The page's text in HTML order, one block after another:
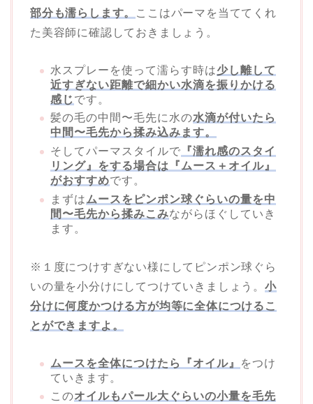
部分も濡らします。
ここはパーマを当ててくれ
た美容師に確認しておきましょう。
水スプレーを使って濡らす時は少し離して
近すぎない距離で細かい水滴を振りかける
感じです。
髪の毛の中間〜毛先に水の水滴が付いたら
中間〜毛先から揉み込みます。
そしてパーマスタイルで 『濡れ感のスタイ
リング』をする場合は『ムース＋オイル』
がおすすめです。
まずはムースをピンポン球ぐらいの量を中
間〜毛先から揉みこみながらほぐしていき
ます。
※１度につけすぎない様にしてピンポン球ぐら
いの量を小分けにしてつけていきましょう。 小
分けに何度かつける方が均等に全体につけるこ
とができますよ。
ムースを全体につけたら『オイル』
をつけ
ていきます。
このオイルもパール大ぐらいの小量を毛先